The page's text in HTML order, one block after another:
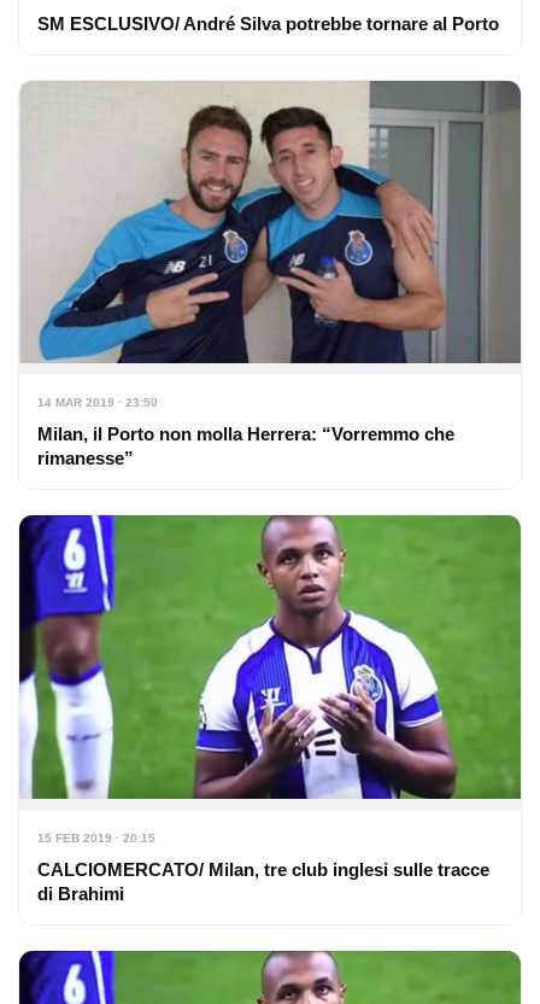
SM ESCLUSIVO/ André Silva potrebbe tornare al Porto
14 MAR 2019 · 23:50
Milan, il Porto non molla Herrera: “Vorremmo che
rimanesse”
15 FEB 2019 · 20:15
CALCIOMERCATO/ Milan, tre club inglesi sulle tracce
di Brahimi